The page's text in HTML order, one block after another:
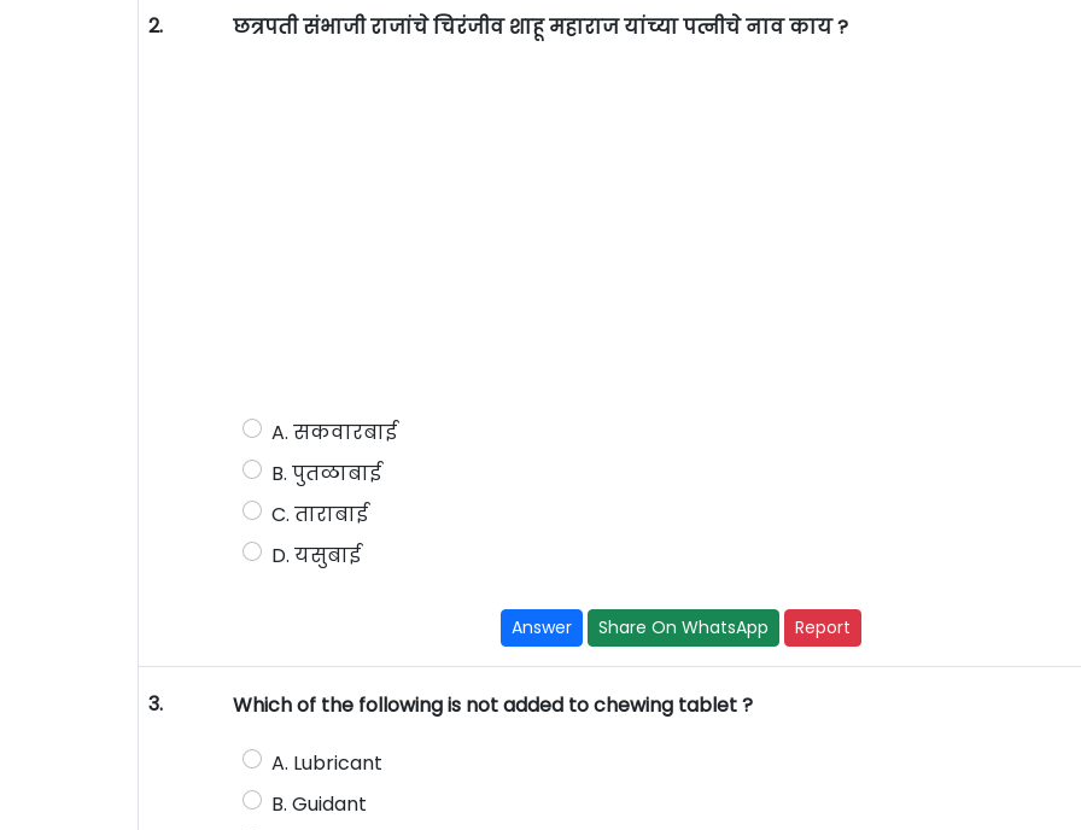
2. छत्रपती संभाजी राजांचे चिरंजीव शाहू महाराज यांच्या पत्नीचे नाव काय ?
A. सकवारबाई
B. पुतळाबाई
C. ताराबाई
D. यसुबाई
Answer Share On WhatsApp Report
3. Which of the following is not added to chewing tablet ?
A. Lubricant
B. Guidant